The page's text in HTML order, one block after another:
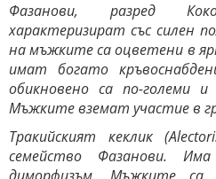
Фазанови, разред
характеризират със силен
на мъжките са оцветени в
имат богато
обикновено са по-големи
Мъжките вземат участие в
Тракийският кеклик
семейство Фазанови.